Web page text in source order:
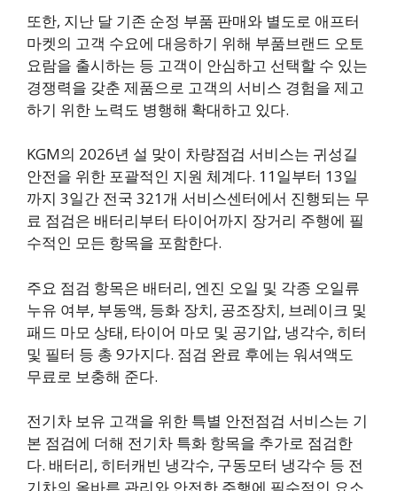
또한, 지난 달 기존 순정 부품 판매와 별도로 애프터
마켓의 고객 수요에 대응하기 위해 부품브랜드 오토
요람을 출시하는 등 고객이 안심하고 선택할 수 있는
경쟁력을 갖춘 제품으로 고객의 서비스 경험을 제고
하기 위한 노력도 병행해 확대하고 있다.
KGM의 2026년 설 맞이 차량점검 서비스는 귀성길
안전을 위한 포괄적인 지원 체계다. 11일부터 13일
까지 3일간 전국 321개 서비스센터에서 진행되는 무
료 점검은 배터리부터 타이어까지 장거리 주행에 필
수적인 모든 항목을 포함한다.
주요 점검 항목은 배터리, 엔진 오일 및 각종 오일류
누유 여부, 부동액, 등화 장치, 공조장치, 브레이크 및
패드 마모 상태, 타이어 마모 및 공기압, 냉각수, 히터
및 필터 등 총 9가지다. 점검 완료 후에는 워셔액도
무료로 보충해 준다.
전기차 보유 고객을 위한 특별 안전점검 서비스는 기
본 점검에 더해 전기차 특화 항목을 추가로 점검한
다. 배터리, 히터캐빈 냉각수, 구동모터 냉각수 등 전